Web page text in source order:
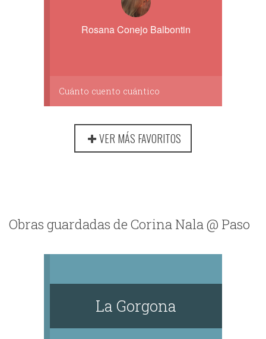
Rosana Conejo Balbontin
Cuánto cuento cuántico
VER MÁS FAVORITOS
Obras guardadas de Corina Nala @ Paso
La Gorgona